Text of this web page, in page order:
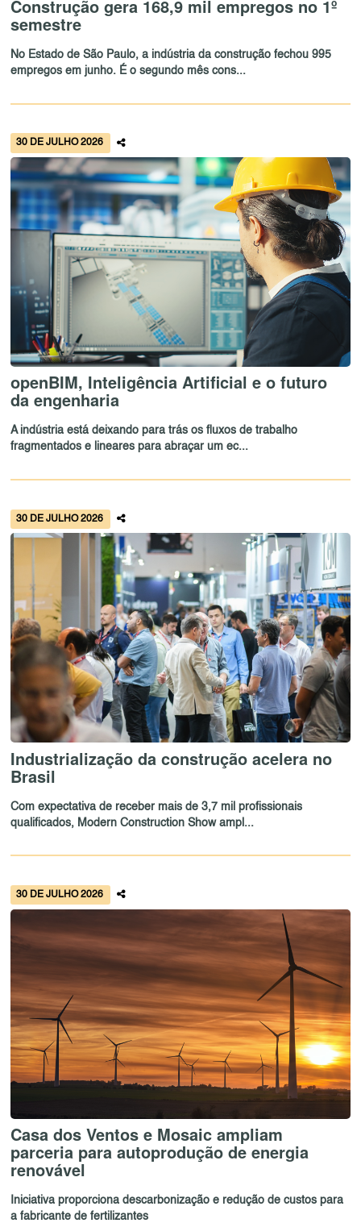
Construção gera 168,9 mil empregos no 1º
semestre
No Estado de São Paulo, a indústria da construção fechou 995
empregos em junho. É o segundo mês cons...
30 DE JULHO 2026
openBIM, Inteligência Artificial e o futuro
da engenharia
A indústria está deixando para trás os fluxos de trabalho
fragmentados e lineares para abraçar um ec...
30 DE JULHO 2026
Industrialização da construção acelera no
Brasil
Com expectativa de receber mais de 3,7 mil profissionais
qualificados, Modern Construction Show ampl...
30 DE JULHO 2026
Casa dos Ventos e Mosaic ampliam
parceria para autoprodução de energia
renovável
Iniciativa proporciona descarbonização e redução de custos para
a fabricante de fertilizantes